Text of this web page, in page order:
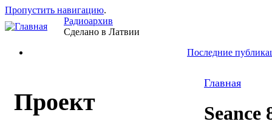
Пропустить навигацию.
Радиоархив
Сделано в Латвии
Последние
Проект
Главная
Seance